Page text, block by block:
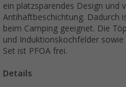
ein platzsparendes Design und
Antihaftbeschichtung. Dadurch
beim Camping geeignet. Die
und Induktionskochfelder
Set ist PFOA frei.
Details